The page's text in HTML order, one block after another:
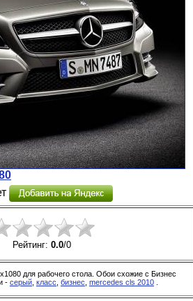
Рейтинг: 0.0/0
для рабочего стола. Обои схожие с Бизнес
- серый класс бизнес mercedes cls 2010